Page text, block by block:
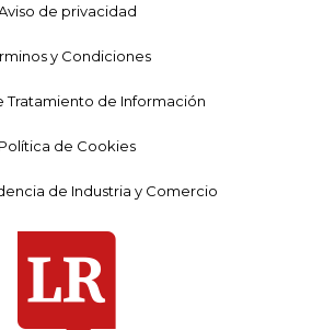
de privacidad
y Condiciones
Tratamiento de Información
Política de Cookies
de Industria y Comercio